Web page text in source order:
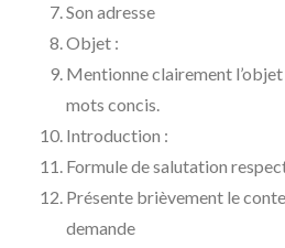
Son adresse
Objet :
Mentionne clairement
mots concis.
Introduction :
Formule de salutation
Présente brièvement le
demande